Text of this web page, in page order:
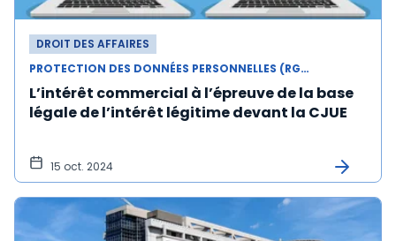
DROIT DES AFFAIRES
PROTECTION DES DONNÉES PERSONNELLES (RGPD)
L’intérêt commercial à l’épreuve de la base
légale de l’intérêt légitime devant la CJUE
15 oct. 2024